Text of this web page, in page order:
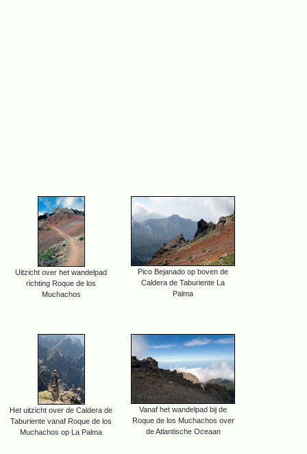
Uitzicht over het wandelpad
richting Roque de los
Muchachos
Pico Bejanado op boven de
Caldera de Taburiente La
Palma
Het uitzicht over de Caldera de
Taburiente vanaf Roque de los
Muchachos op La Palma
Vanaf het wandelpad bij de
Roque de los Muchachos over
de Atlantische Oceaan